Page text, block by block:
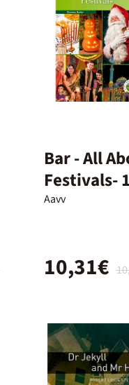
Bar - All
Festivals-
Eso
Aavv
10,31€